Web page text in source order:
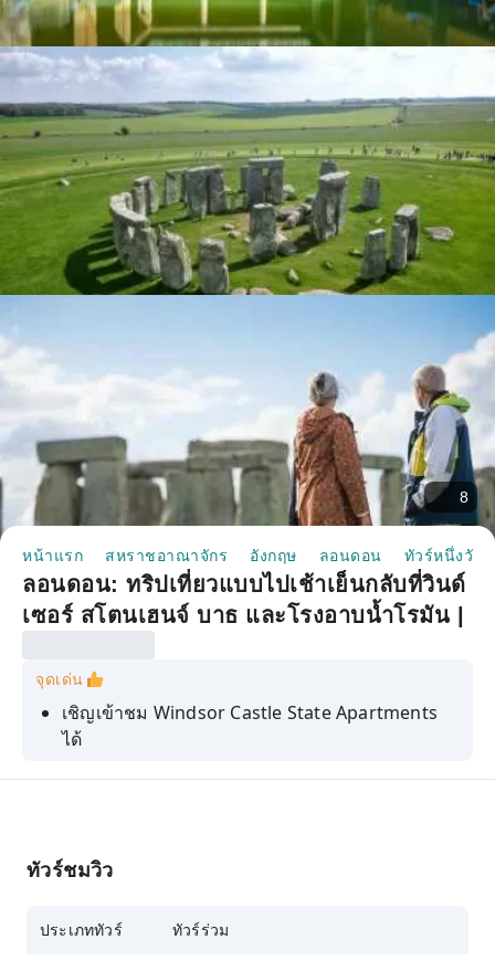
8
หน้าแรก สหราชอาณาจักร อังกฤษ ลอนดอน ทัวร์หนึ่งวัน
ลอนดอน: ทริปเที่ยวแบบไปเช้าเย็นกลับที่วินด์
เซอร์ สโตนเฮนจ์ บาธ และโรงอาบน้ำโรมัน |
จุดเด่น
เชิญเข้าชม Windsor Castle State Apartments
ได้
เยี่ยมชมโบสถ์เซนต์จอร์จ สถานที่ฝังพระศพของ
ชมสโตนเฮนจ์อันลึกลับ
สะพาน Pulteney Bridge อันแสนโรแมนติก
ทัวร์ชมวิว
ประเภททัวร์ ทัวร์ร่วม